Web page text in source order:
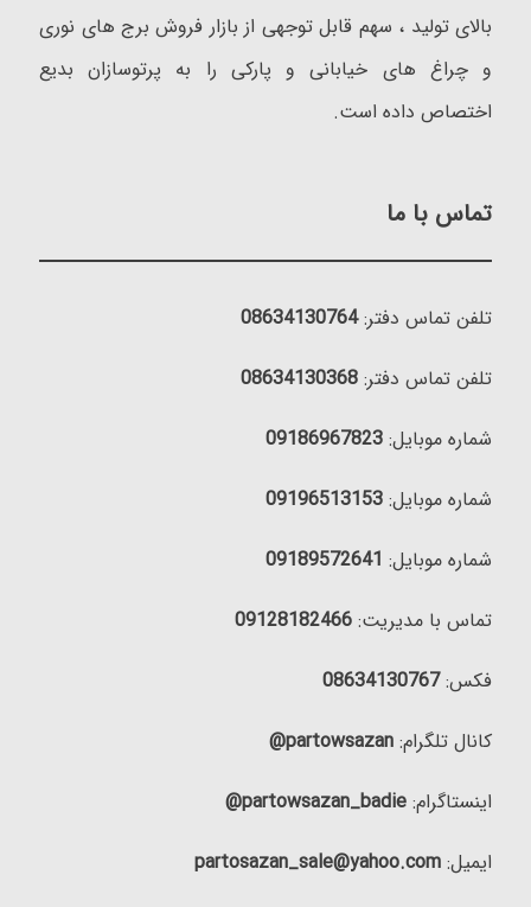
بالای تولید ، سهم قابل توجهی از بازار فروش برج های نوری
و چراغ های خیابانی و پارکی را به پرتوسازان بدیع
اختصاص داده است.
تماس با ما
تلفن تماس دفتر:08634130764
تلفن تماس دفتر:08634130368
شماره موبایل:09186967823
شماره موبایل:09196513153
شماره موبایل: 09189572641
تماس با مدیریت:09128182466
فکس:08634130767
کانال تلگرام:partowsazan@
اینستاگرام:partowsazan_badie@
ایمیل:partosazan_sale@yahoo.com